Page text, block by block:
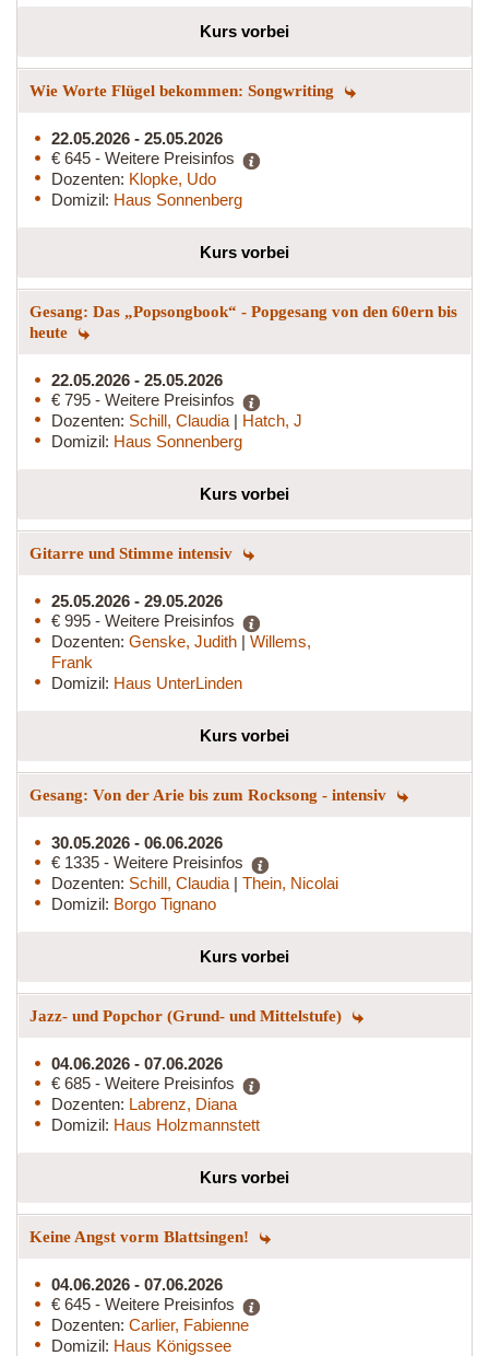
Kurs vorbei
Wie Worte Flügel bekommen: Songwriting
22.05.2026 - 25.05.2026
€ 645 - Weitere Preisinfos
Dozenten: Klopke, Udo
Domizil: Haus Sonnenberg
Kurs vorbei
Gesang: Das „Popsongbook“ - Popgesang von den 60ern bis
heute
22.05.2026 - 25.05.2026
€ 795 - Weitere Preisinfos
Dozenten: Schill, Claudia | Hatch, J
Domizil: Haus Sonnenberg
Kurs vorbei
Gitarre und Stimme intensiv
25.05.2026 - 29.05.2026
€ 995 - Weitere Preisinfos
Dozenten: Genske, Judith | Willems,
Frank
Domizil: Haus UnterLinden
Kurs vorbei
Gesang: Von der Arie bis zum Rocksong - intensiv
30.05.2026 - 06.06.2026
€ 1335 - Weitere Preisinfos
Dozenten: Schill, Claudia | Thein, Nicolai
Domizil: Borgo Tignano
Kurs vorbei
Jazz- und Popchor (Grund- und Mittelstufe)
04.06.2026 - 07.06.2026
€ 685 - Weitere Preisinfos
Dozenten: Labrenz, Diana
Domizil: Haus Holzmannstett
Kurs vorbei
Keine Angst vorm Blattsingen!
04.06.2026 - 07.06.2026
€ 645 - Weitere Preisinfos
Dozenten: Carlier, Fabienne
Domizil: Haus Königssee